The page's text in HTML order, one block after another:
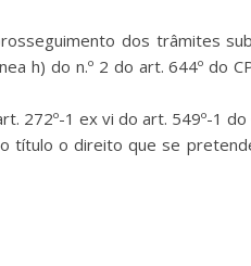
dos trâmites
h) do n.º 2 do art. 644º do
272º-1 ex vi do art. 549º-1 do
título o direito que se